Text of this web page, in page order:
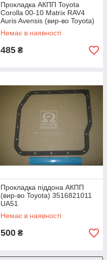
Прокладка АКПП Toyota
Corolla 00-10 Matrix RAV4
Auris Avensis (вир-во Toyota)
3516852020 UA51
Немає в наявності
485 ₴
Прокладка піддона AКПП
(вир-во Toyota) 3516821011
UA51
Немає в наявності
500 ₴